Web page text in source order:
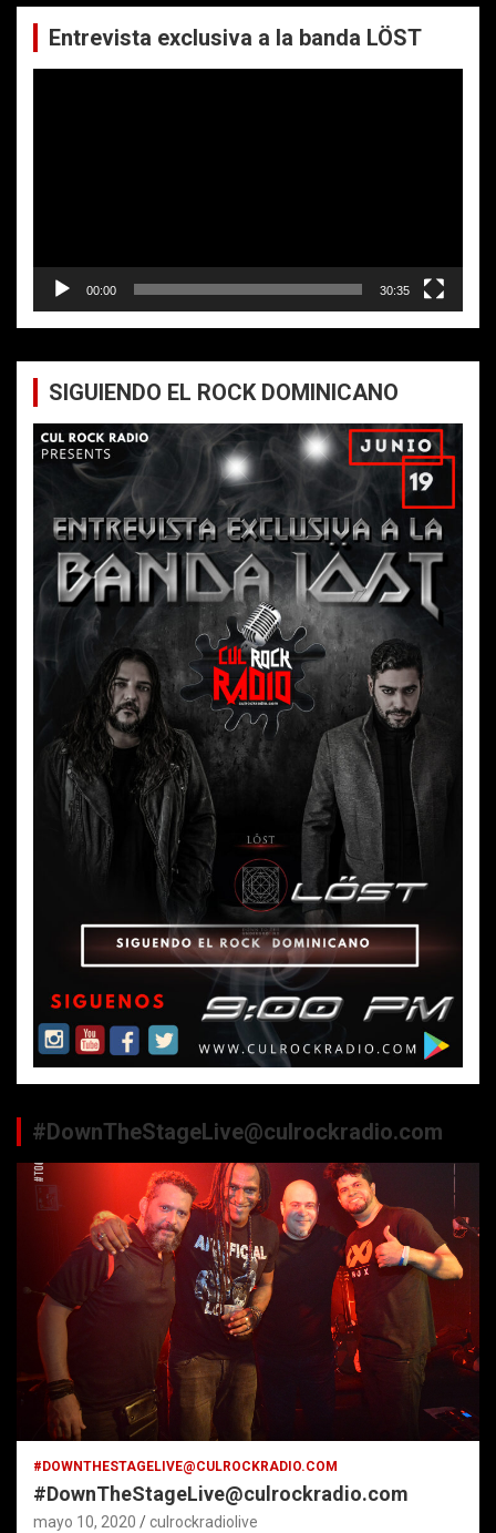
Entrevista exclusiva a la banda LÖST
00:00 30:35
SIGUIENDO EL ROCK DOMINICANO
#DownTheStageLive@culrockradio.com
#DOWNTHESTAGELIVE@CULROCKRADIO.COM
#DownTheStageLive@culrockradio.com
mayo 10, 2020 culrockradiolive